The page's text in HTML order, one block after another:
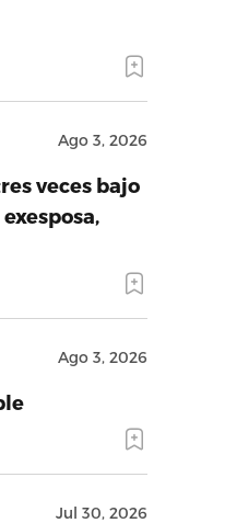
Ago 3, 2026
veces bajo
Ago 3, 2026
Jul 30, 2026